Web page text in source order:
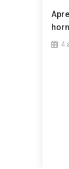
4